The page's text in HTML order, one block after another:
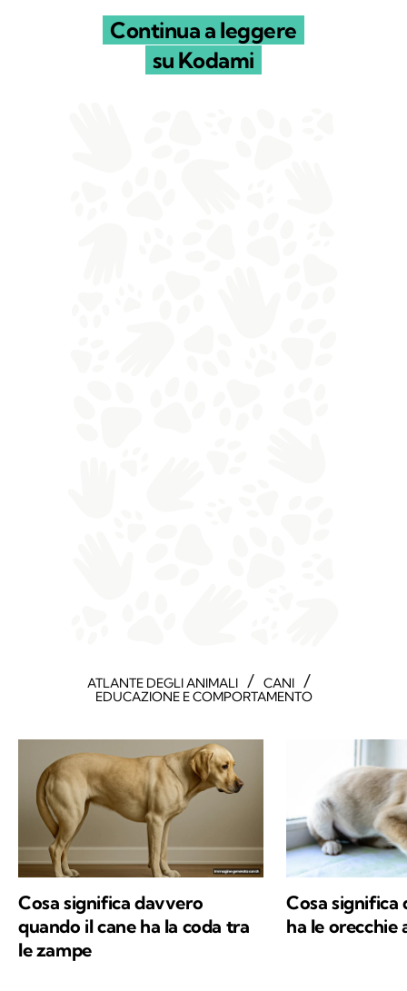
Continua a leggere
su Kodami
ATLANTE DEGLI ANIMALI / CANI /
EDUCAZIONE E COMPORTAMENTO
Cosa significa davvero
quando il cane ha la coda tra
le zampe
Cosa significa
ha le orecchie